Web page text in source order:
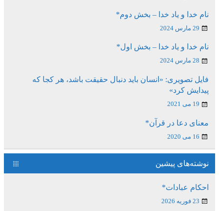
نام خدا و یاد خدا – بخش دوم*
29 مارس 2024
نام خدا و یاد خدا – بخش اول*
28 مارس 2024
فایل تصویری: «انسان باید دنبال حقیقت باشد، هر کجا که
پیدایش کرد»
19 می 2021
معنای دعا در قرآن*
16 می 2020
نوشته‌های پیشین
احکام عبادات*
23 فوریه 2026